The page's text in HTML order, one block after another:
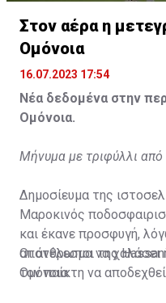
Στον αέρα η
Ομόνοια
16.07.2023 17:54
Νέα δεδομένα στην
Ομόνοια.
Μήνυμα με τριφύλλι από
Δημοσίευμα της
Μαροκινός
και έκανε προσφυγή,
αποτέλεσμα να χαλάσει
Ομόνοια.
Οι άνθρωποι της
τον παίκτη να